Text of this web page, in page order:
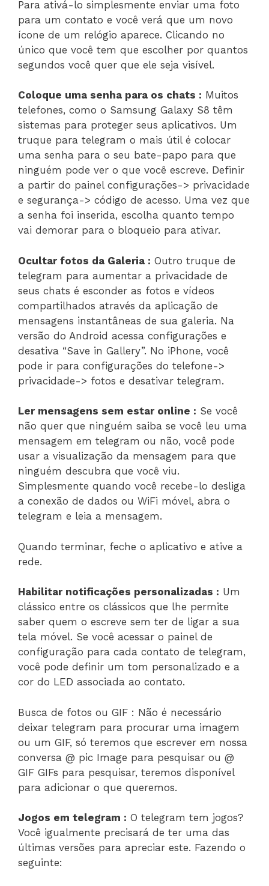
Para ativá-lo simplesmente enviar uma foto
para um contato e você verá que um novo
ícone de um relógio aparece. Clicando no
único que você tem que escolher por quantos
segundos você quer que ele seja visível.
Coloque uma senha para os chats : Muitos
telefones, como o Samsung Galaxy S8 têm
sistemas para proteger seus aplicativos. Um
truque para telegram o mais útil é colocar
uma senha para o seu bate-papo para que
ninguém pode ver o que você escreve. Definir
a partir do painel configurações-> privacidade
e segurança-> código de acesso. Uma vez que
a senha foi inserida, escolha quanto tempo
vai demorar para o bloqueio para ativar.
Ocultar fotos da Galeria : Outro truque de
telegram para aumentar a privacidade de
seus chats é esconder as fotos e vídeos
compartilhados através da aplicação de
mensagens instantâneas de sua galeria. Na
versão do Android acessa configurações e
desativa “Save in Gallery”. No iPhone, você
pode ir para configurações do telefone->
privacidade-> fotos e desativar telegram.
Ler mensagens sem estar online : Se você
não quer que ninguém saiba se você leu uma
mensagem em telegram ou não, você pode
usar a visualização da mensagem para que
ninguém descubra que você viu.
Simplesmente quando você recebe-lo desliga
a conexão de dados ou WiFi móvel, abra o
telegram e leia a mensagem.
Quando terminar, feche o aplicativo e ative a
rede.
Habilitar notificações personalizadas : Um
clássico entre os clássicos que lhe permite
saber quem o escreve sem ter de ligar a sua
tela móvel. Se você acessar o painel de
configuração para cada contato de telegram,
você pode definir um tom personalizado e a
cor do LED associada ao contato.
Busca de fotos ou GIF : Não é necessário
deixar telegram para procurar uma imagem
ou um GIF, só teremos que escrever em nossa
conversa @ pic Image para pesquisar ou @
GIF GIFs para pesquisar, teremos disponível
para adicionar o que queremos.
Jogos em telegram : O telegram tem jogos?
Você igualmente precisará de ter uma das
últimas versões para apreciar este. Fazendo o
seguinte: